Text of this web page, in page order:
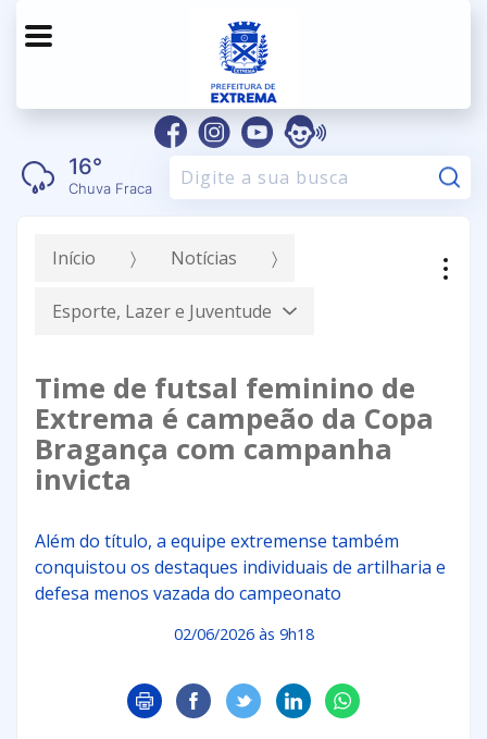
16°
Chuva Fraca
Início Notícias
Esporte, Lazer e Juventude
Time de futsal feminino de
Extrema é campeão da Copa
Bragança com campanha
invicta
Além do título, a equipe extremense também
conquistou os destaques individuais de artilharia e
defesa menos vazada do campeonato
02/06/2026 às 9h18